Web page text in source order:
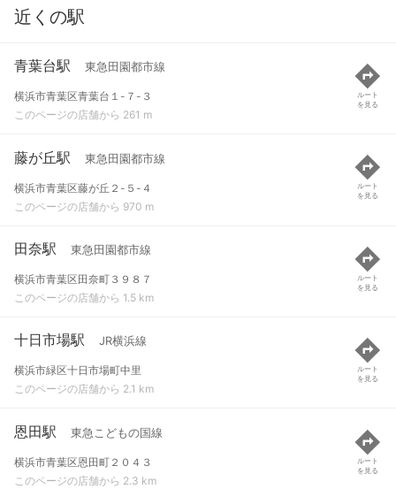
近くの駅
青葉台駅 東急田園都市線
横浜市青葉区青葉台１-７-３
このページの店舗から 261 m
ルート
を見る
藤が丘駅 東急田園都市線
横浜市青葉区藤が丘２-５-４
このページの店舗から 970 m
ルート
を見る
田奈駅 東急田園都市線
横浜市青葉区田奈町３９８７
このページの店舗から 1.5 km
ルート
を見る
十日市場駅 JR横浜線
横浜市緑区十日市場町中里
このページの店舗から 2.1 km
ルート
を見る
恩田駅 東急こどもの国線
横浜市青葉区恩田町２０４３
このページの店舗から 2.3 km
ルート
を見る